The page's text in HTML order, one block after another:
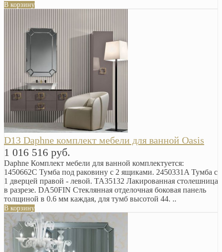
В корзину
D13 Daphne комплект мебели для ванной Oasis
1 016 516 руб.
Daphne Комплект мебели для ванной комплектуется:
1450662C Тумба под раковину с 2 ящиками. 2450331A Тумба с
1 дверцей правой - левой. TA35132 Лакированная столешница
в разрезе. DA50FIN Стеклянная отделочная боковая панель
толщиной в 0.6 мм каждая, для тумб высотой 44. ..
В корзину